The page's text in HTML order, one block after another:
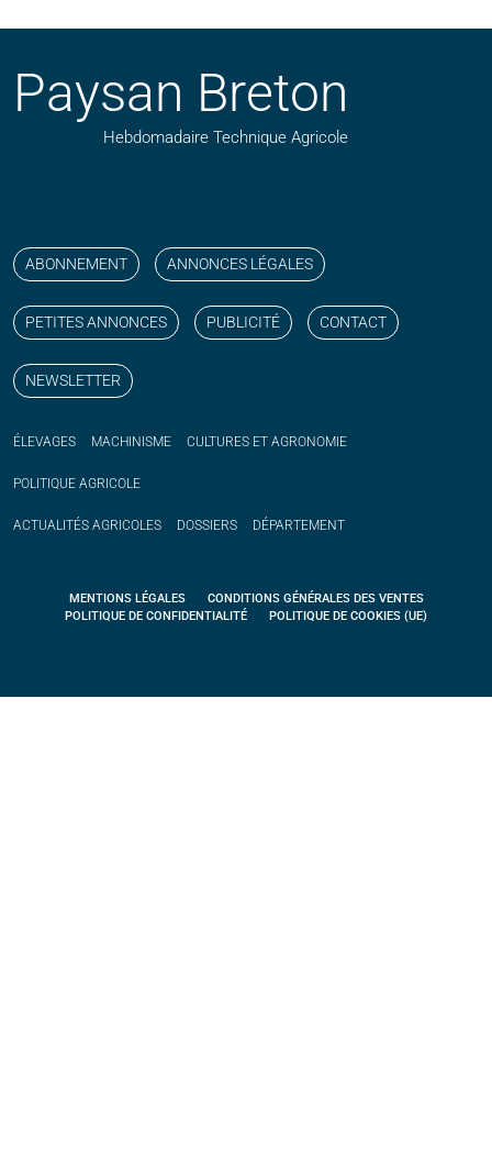
Paysan Breton
Hebdomadaire Technique Agricole
ABONNEMENT ANNONCES LÉGALES
PETITES ANNONCES PUBLICITÉ CONTACT
NEWSLETTER
ÉLEVAGES MACHINISME CULTURES ET AGRONOMIE
POLITIQUE AGRICOLE
ACTUALITÉS AGRICOLES DOSSIERS DÉPARTEMENT
MENTIONS LÉGALES
CONDITIONS GÉNÉRALES DES VENTES
POLITIQUE DE CONFIDENTIALITÉ
POLITIQUE DE COOKIES (UE)